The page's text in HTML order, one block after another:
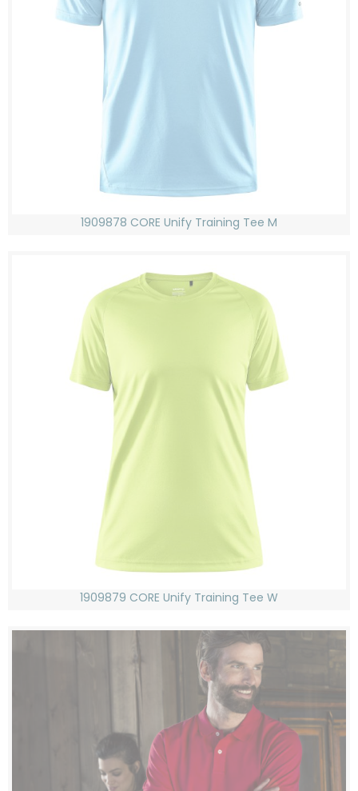
1909878 CORE Unify Training Tee M
1909879 CORE Unify Training Tee W